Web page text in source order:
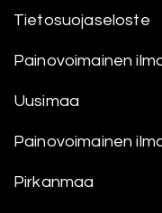
Tietosuojaseloste
Painovoimainen
Uusimaa
Painovoimainen
Pirkanmaa